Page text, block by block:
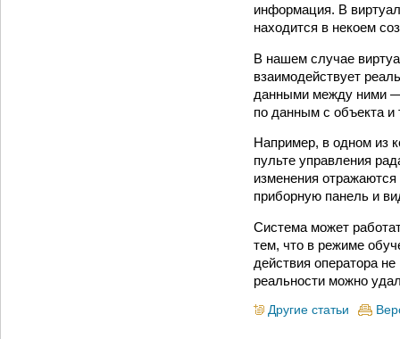
информация. В
находится в некоем
В нашем случае
взаимодействует
данными между ними —
по данным с объекта и
Например, в одном из
пульте управления
изменения
приборную панель и
Система может
тем, что в режиме
действия оператора
реальности можно
Другие статьи